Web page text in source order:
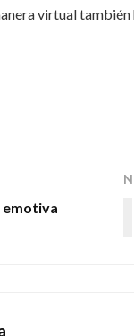
virtual
emotiva